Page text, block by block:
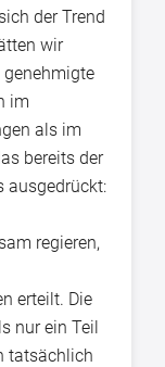
der Trend
wir
im
als im
bereits der
ausgedrückt:
regieren,
erteilt. Die
nur ein Teil
tatsächlich